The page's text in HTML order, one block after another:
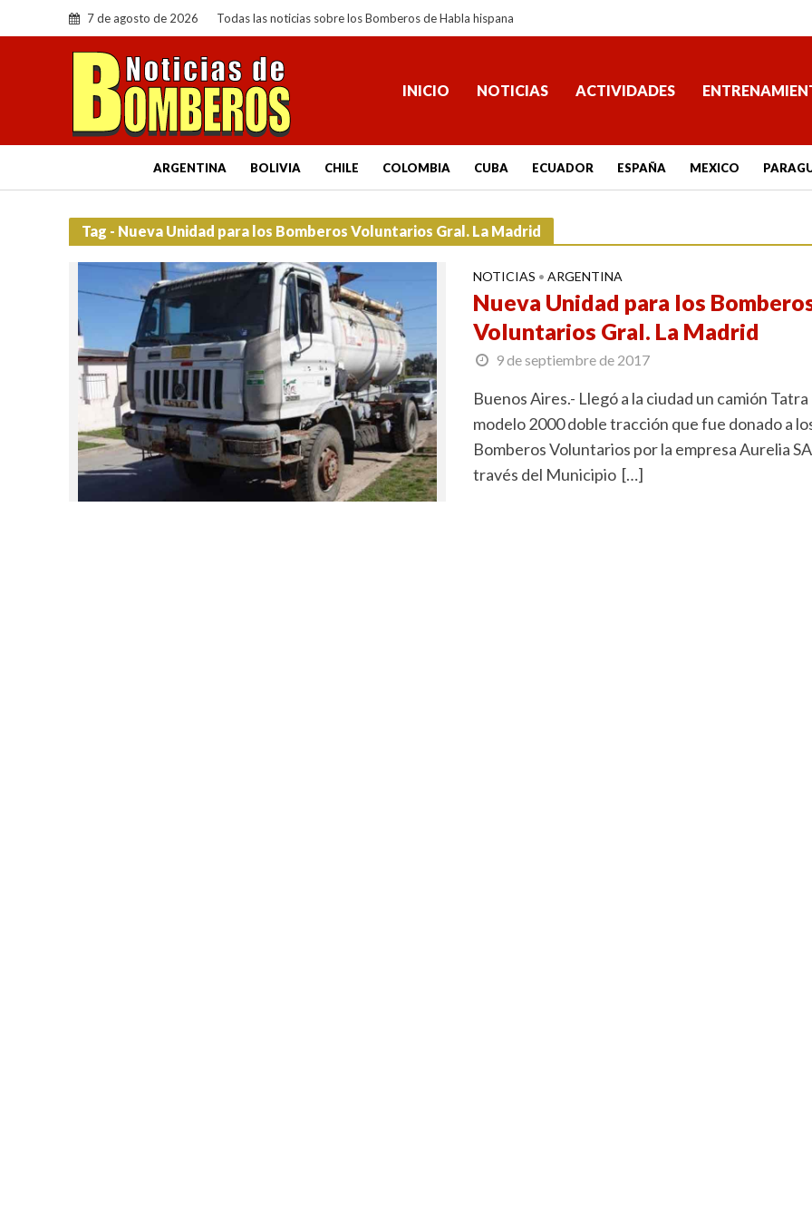
7 de agosto de 2026 Todas las noticias sobre los Bomberos de Habla hispana
INICIO NOTICIAS ACTIVIDADES
ARGENTINA BOLIVIA CHILE COLOMBIA CUBA ECUADOR ESPAÑA MEXICO
Tag - Nueva Unidad para los Bomberos Voluntarios Gral. La Madrid
NOTICIAS • ARGENTINA
Nueva Unidad para los
Voluntarios Gral. La Madrid
9 de septiembre de 2017
Buenos Aires.- Llegó a la ciudad un camión Tatra
modelo 2000 doble tracción que fue donado a
Bomberos Voluntarios por la empresa Aurelia
través del Municipio […]